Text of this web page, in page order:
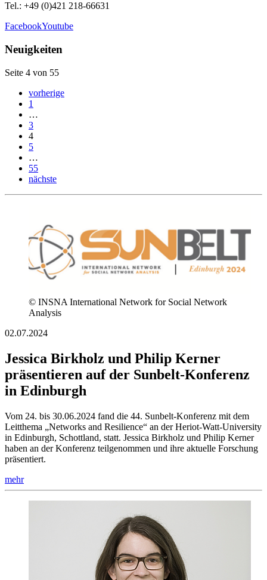
Tel.: +49 (0)421 218-66631
FacebookYoutube
Neuigkeiten
Seite 4 von 55
vorherige
1
…
3
4
5
…
55
nächste
© INSNA International Network for Social Network
Analysis
02.07.2024
Jessica Birkholz und Philip Kerner
präsentieren auf der Sunbelt-Konferenz
in Edinburgh
Vom 24. bis 30.06.2024 fand die 44. Sunbelt-Konferenz mit dem
Leitthema „Networks and Resilience“ an der Heriot-Watt-University
in Edinburgh, Schottland, statt. Jessica Birkholz und Philip Kerner
haben an der Konferenz teilgenommen und ihre aktuelle Forschung
präsentiert.
mehr